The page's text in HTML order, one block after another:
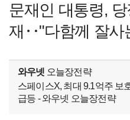
문재인 대통령,
재‥"다함께 잘사
와우넷 오늘장전략
스페이스X, 최대 9.1억주 보
급등 - 와우넷 오늘장전략